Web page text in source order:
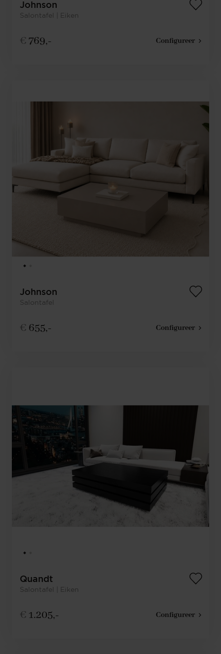
Johnson
Salontafel | Eiken
€ 769,- Configureer
Johnson
Salontafel
€ 655,- Configureer
Quandt
Salontafel | Eiken
€ 1.205,- Configureer